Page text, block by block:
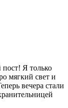
Я только
мягкий свет и
вечера стали